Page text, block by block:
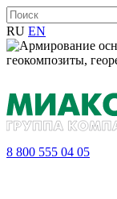
RU EN
8 800 555 04 05